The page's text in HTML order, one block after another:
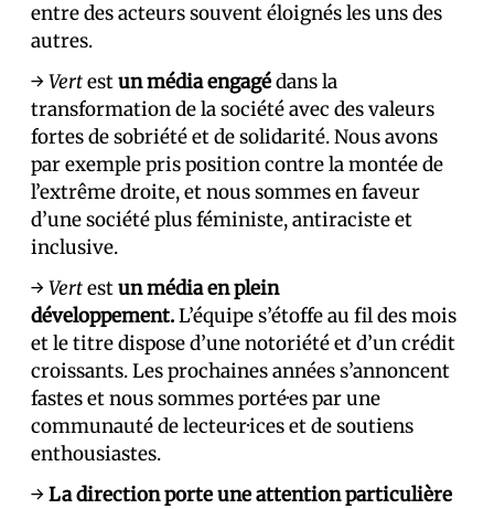
entre des acteurs souvent éloignés les uns des
autres.
→Vertestun média engagédans la
transformation de la société avec des valeurs
fortes de sobriété et de solidarité. Nous avons
par exemple pris position contre la montée de
l’extrême droite, et nous sommes en faveur
d’une société plus féministe, antiraciste et
inclusive.
→Vertestun média en plein
développement.L’équipe s’étoffe au fil des mois
et le titre dispose d’une notoriété et d’un crédit
croissants. Les prochaines années s’annoncent
fastes et nous sommes porté·es par une
communauté de lecteur·ices et de soutiens
enthousiastes.
→La direction porte une attention particulière